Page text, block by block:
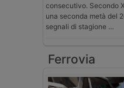
consecutivo. Secondo
una seconda metà del
segnali di stagione …
Ferrovia